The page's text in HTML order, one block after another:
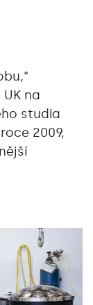
na
studia
2009,